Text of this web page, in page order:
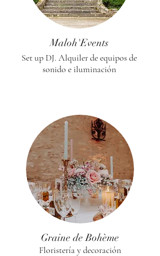
Maloh'Events
Set up DJ. Alquiler de equipos de
sonido e iluminación
Graine de Bohème
Floristería y decoración